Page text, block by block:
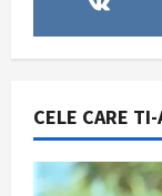
CELE CARE